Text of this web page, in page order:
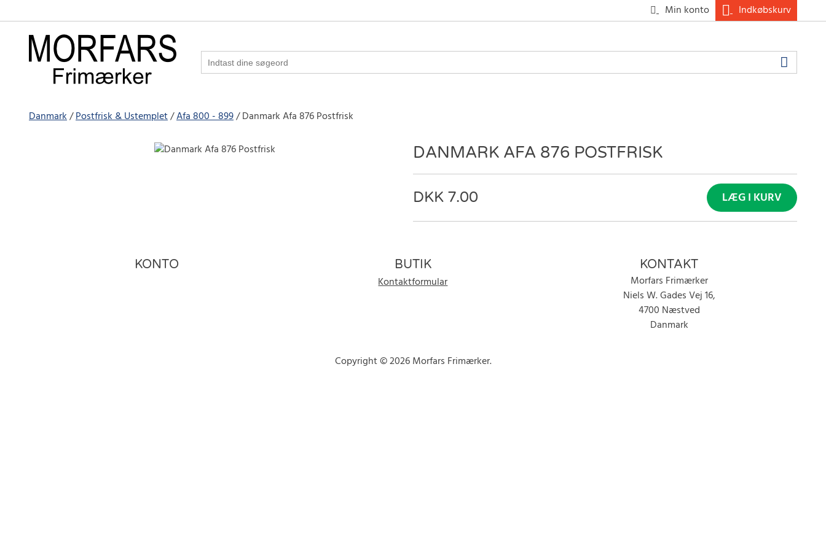
Indkøbskurv
Min konto
Danmark Postfrisk & Ustemplet Afa 800 - 899 Danmark Afa 876 Postfrisk
DANMARK AFA 876 POSTFRISK
7.00 LÆG I KURV
KONTO BUTIK
Kontaktformular
KONTAKT
Morfars Frimærker
Niels W. Gades Vej 16,
4700 Næstved
Danmark
Copyright © 2026 Morfars Frimærker.